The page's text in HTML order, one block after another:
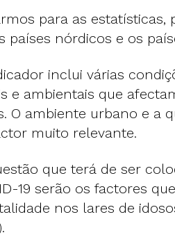
para as
países nórdicos e os
inclui várias
e ambientais que
O ambiente urbano e a
muito relevante.
que terá de ser
19 serão os factores
nos lares de